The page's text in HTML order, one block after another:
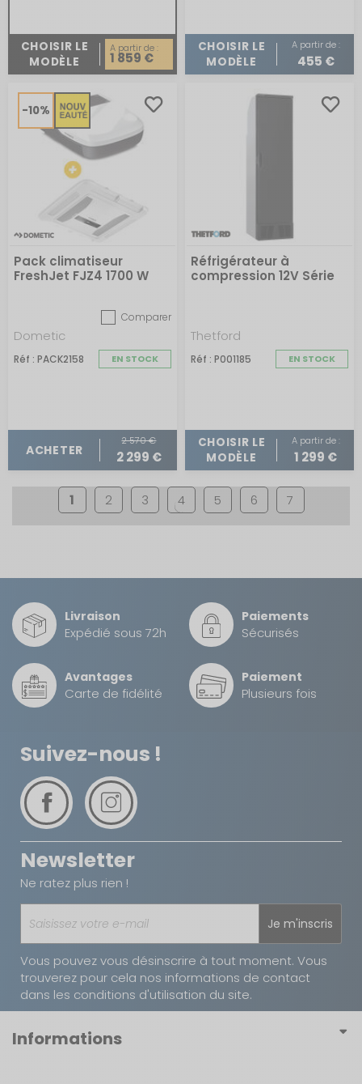
CHOISIR LE
MODÈLE
A partir de :
1 859 €
CHOISIR LE
MODÈLE
A partir de :
455 €
-10%
Pack climatiseur
FreshJet FJZ4 1700 W
Comparer
Dometic
Réf : PACK2158 EN STOCK
ACHETER
2 570 €
2 299 €
Réfrigérateur à
compression 12V Série
Thetford
Réf : P001185 EN STOCK
CHOISIR LE
MODÈLE
A partir de :
1 299 €
1 2 3 4 5 6 7
Livraison
Expédié sous 72h
Paiements
Sécurisés
Avantages
Carte de fidélité
Paiement
Plusieurs fois
Suivez-nous !
Newsletter
Ne ratez plus rien !
Je m'inscris
Vous pouvez vous désinscrire à tout moment. Vous
trouverez pour cela nos informations de contact
dans les conditions d'utilisation du site.
Informations